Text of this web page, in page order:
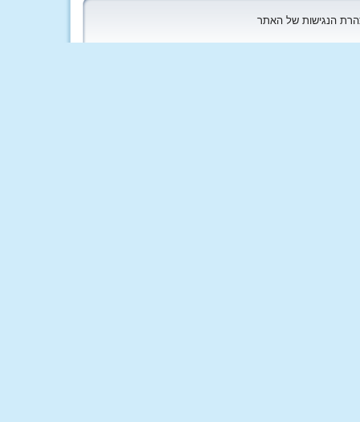
הנגישות של האתר